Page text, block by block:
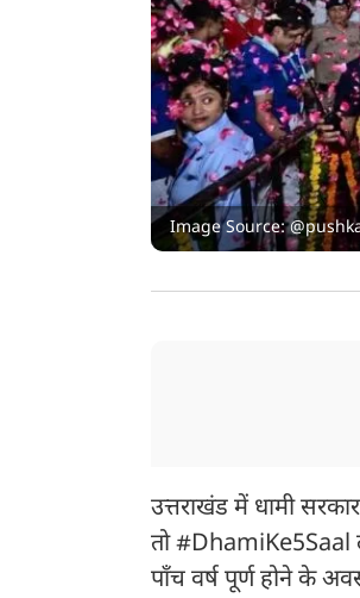
Image Source:
उत्तराखंड में धामी
तो #DhamiKe5Saal
पाँच वर्ष पूर्ण होने के